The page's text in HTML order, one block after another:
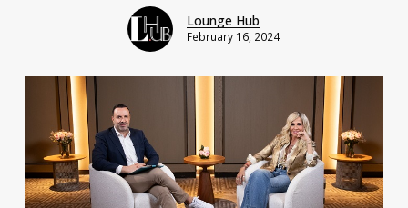
Lounge Hub
February 16, 2024